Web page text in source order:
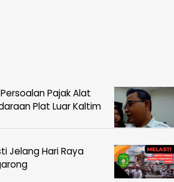
Pajak Alat
Plat Luar Kaltim
Jelang Hari Raya